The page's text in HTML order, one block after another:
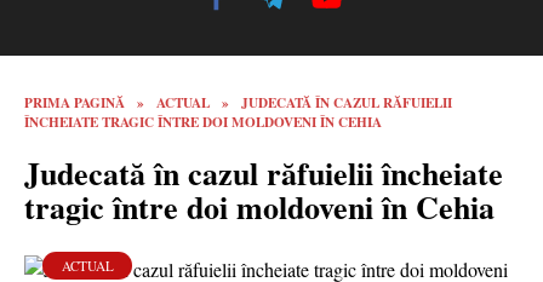
PRIMA PAGINĂ » ACTUAL »
JUDECATĂ ÎN CAZUL RĂFUIELII
ÎNCHEIATE TRAGIC ÎNTRE DOI MOLDOVENI ÎN CEHIA
Judecată în cazul răfuielii încheiate
tragic între doi moldoveni în Cehia
ACTUAL